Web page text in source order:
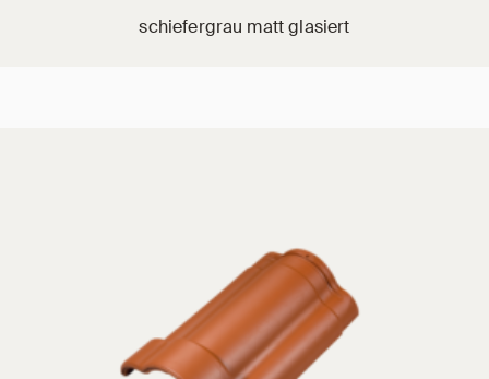
schiefergrau matt glasiert